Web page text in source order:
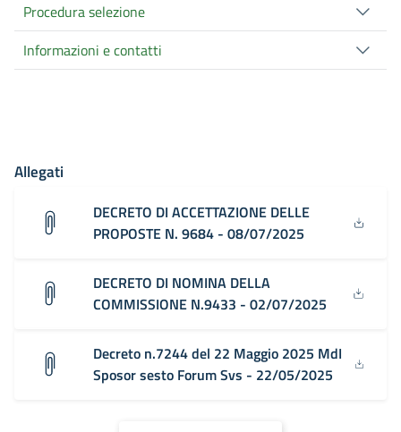
Procedura selezione
Informazioni e contatti
Allegati
DECRETO DI ACCETTAZIONE DELLE
PROPOSTE N. 9684 - 08/07/2025
DECRETO DI NOMINA DELLA
COMMISSIONE N.9433 - 02/07/2025
Decreto n.7244 del 22 Maggio 2025 MdI
Sposor sesto Forum Svs - 22/05/2025